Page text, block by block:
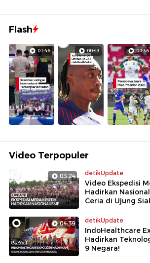
Flash
01:46 00:43 00:36
Video Terpopuler
03:24 detikUpdate
Video Ekspedisi
Hadirkan
Ceria di Ujung
04:39 detikUpdate
IndoHealthcare
Hadirkan
9 Negara!